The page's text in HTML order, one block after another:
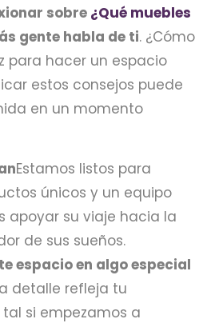
sobre ¿Qué muebles
gente habla de ti. ¿Cómo
para hacer un espacio
estos consejos puede
en un momento
Estamos listos para
únicos y un equipo
apoyar su viaje hacia la
de sus sueños.
espacio en algo especial
detalle refleja tu
si empezamos a